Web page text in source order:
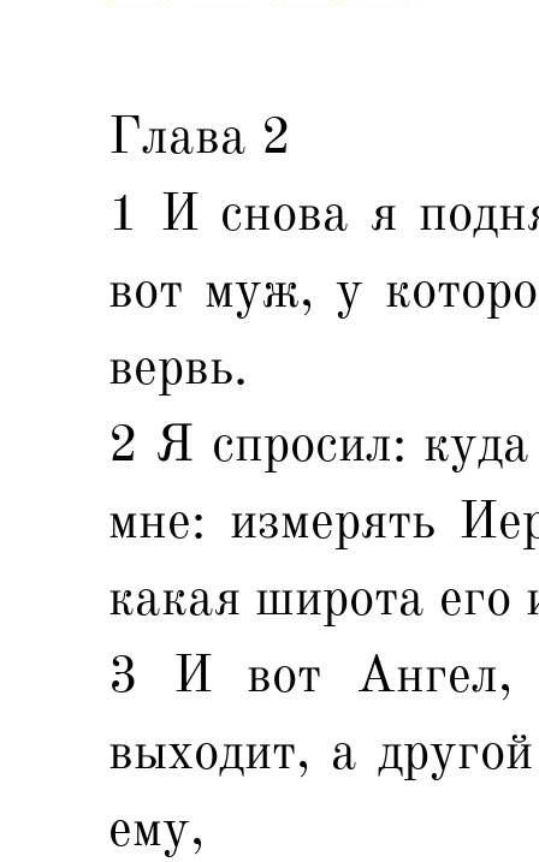
Глава 2
1 И снова я
вот муж, у
вервь.
2 Я спросил:
мне: измерять
какая широта его
3 И вот Ангел,
выходит, а
ему,